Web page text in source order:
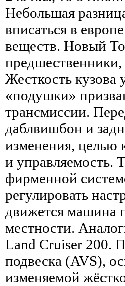
Небольшая
вписаться в
веществ. Новый
Жесткость кузова
«подушки»
трансмиссии.
даблвишбон и
изменения, целью
и управляемость.
фирменной
регулировать
движется машина
местности.
Land Cruiser 200.
подвеска (AVS),
изменяемой